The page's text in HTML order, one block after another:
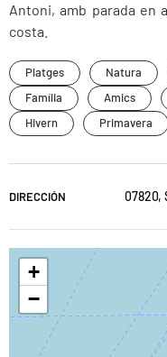
Antoni, amb parada en
costa.
Platges Natura
Família
Amics
Hivern
Primavera
DIRECCIÓN 07820,
+
−